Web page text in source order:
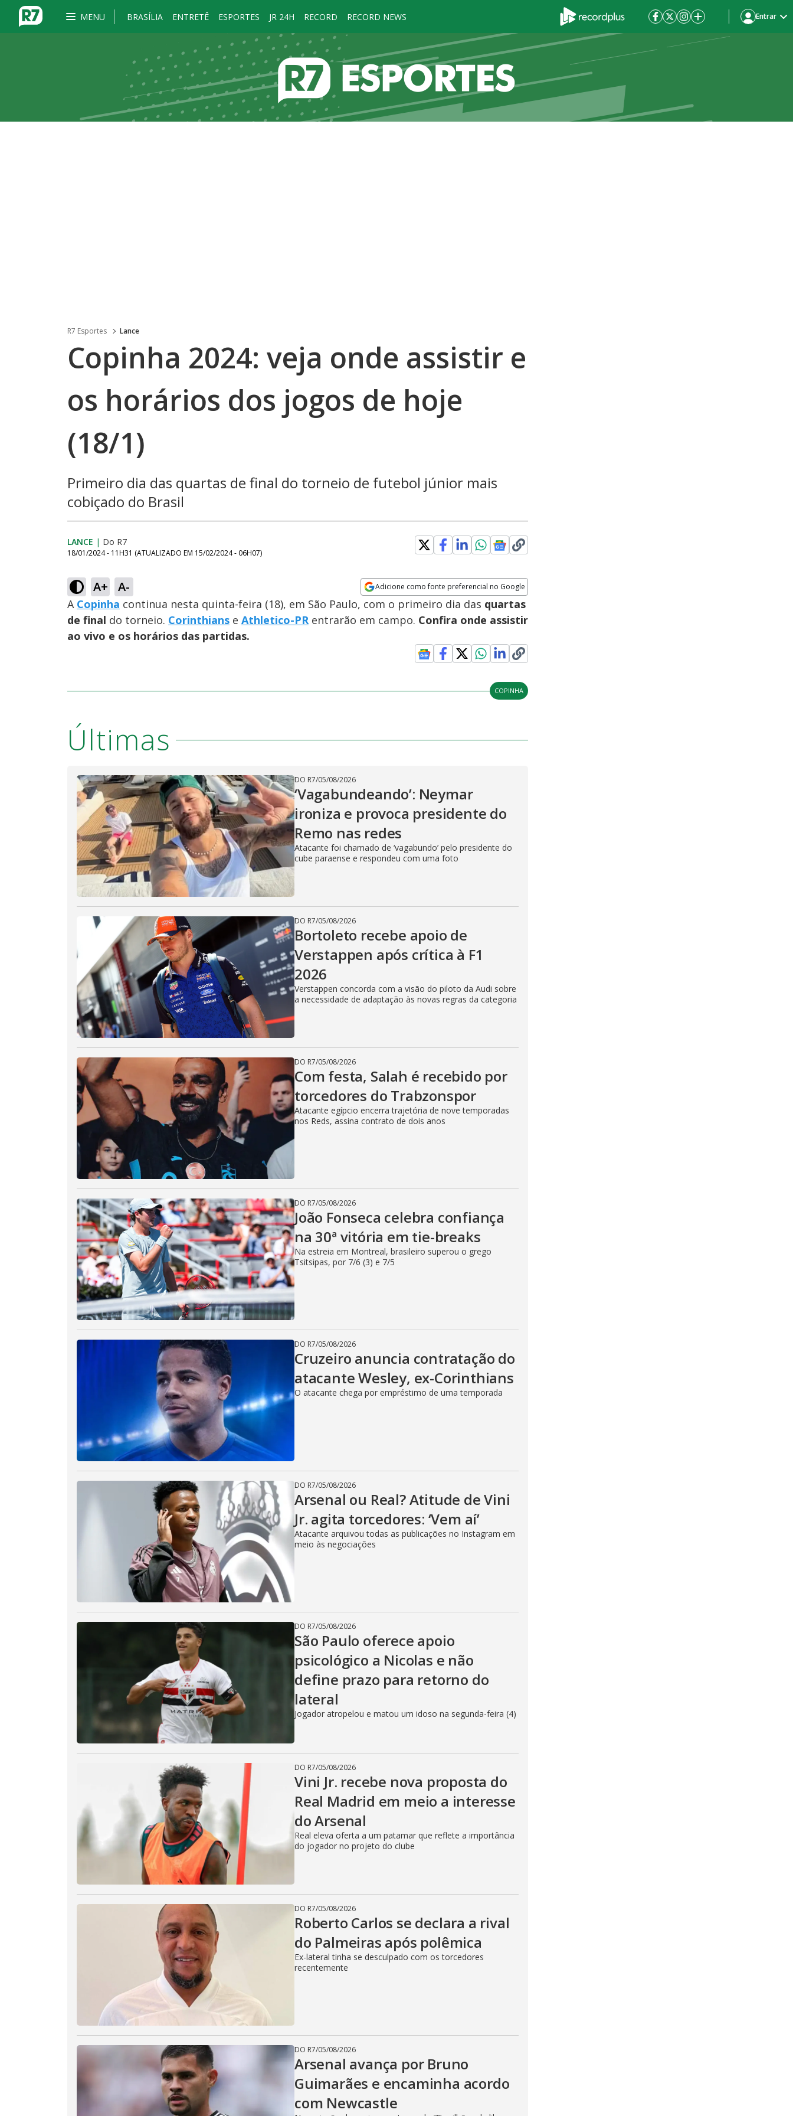
MENU BRASÍLIA ENTRETÊ ESPORTES JR 24H RECORD RECORD NEWS Entrar
R7 Esportes Lance
Copinha 2024: veja onde assistir e
os horários dos jogos de hoje
(18/1)
Primeiro dia das quartas de final do torneio de futebol júnior mais
cobiçado do Brasil
LANCE | Do R7
18/01/2024 - 11H31 (ATUALIZADO EM 15/02/2024 - 06H07)
A+ A- Adicione como fonte preferencial no Google
Opens in new window
A Copinha continua nesta quinta-feira (18), em São Paulo, com o primeiro dia das quartas
de final do torneio. Corinthians e Athletico-PRentrarão em campo. Confira onde assistir
ao vivo e os horários das partidas.
COPINHA
Últimas
DO R7/05/08/2026
‘Vagabundeando’: Neymar
ironiza e provoca presidente do
Remo nas redes
Atacante foi chamado de ‘vagabundo’ pelo presidente do
cube paraense e respondeu com uma foto
DO R7/05/08/2026
Bortoleto recebe apoio de
Verstappen após crítica à F1
2026
Verstappen concorda com a visão do piloto da Audi sobre
a necessidade de adaptação às novas regras da categoria
DO R7/05/08/2026
Com festa, Salah é recebido por
torcedores do Trabzonspor
Atacante egípcio encerra trajetória de nove temporadas
nos Reds, assina contrato de dois anos
DO R7/05/08/2026
João Fonseca celebra confiança
na 30ª vitória em tie-breaks
Na estreia em Montreal, brasileiro superou o grego
Tsitsipas, por 7/6 (3) e 7/5
DO R7/05/08/2026
Cruzeiro anuncia contratação do
atacante Wesley, ex-Corinthians
O atacante chega por empréstimo de uma temporada
DO R7/05/08/2026
Arsenal ou Real? Atitude de Vini
Jr. agita torcedores: ‘Vem aí’
Atacante arquivou todas as publicações no Instagram em
meio às negociações
DO R7/05/08/2026
São Paulo oferece apoio
psicológico a Nicolas e não
define prazo para retorno do
lateral
Jogador atropelou e matou um idoso na segunda-feira (4)
DO R7/05/08/2026
Vini Jr. recebe nova proposta do
Real Madrid em meio a interesse
do Arsenal
Real eleva oferta a um patamar que reflete a importância
do jogador no projeto do clube
DO R7/05/08/2026
Roberto Carlos se declara a rival
do Palmeiras após polêmica
Ex-lateral tinha se desculpado com os torcedores
recentemente
DO R7/05/08/2026
Arsenal avança por Bruno
Guimarães e encaminha acordo
com Newcastle